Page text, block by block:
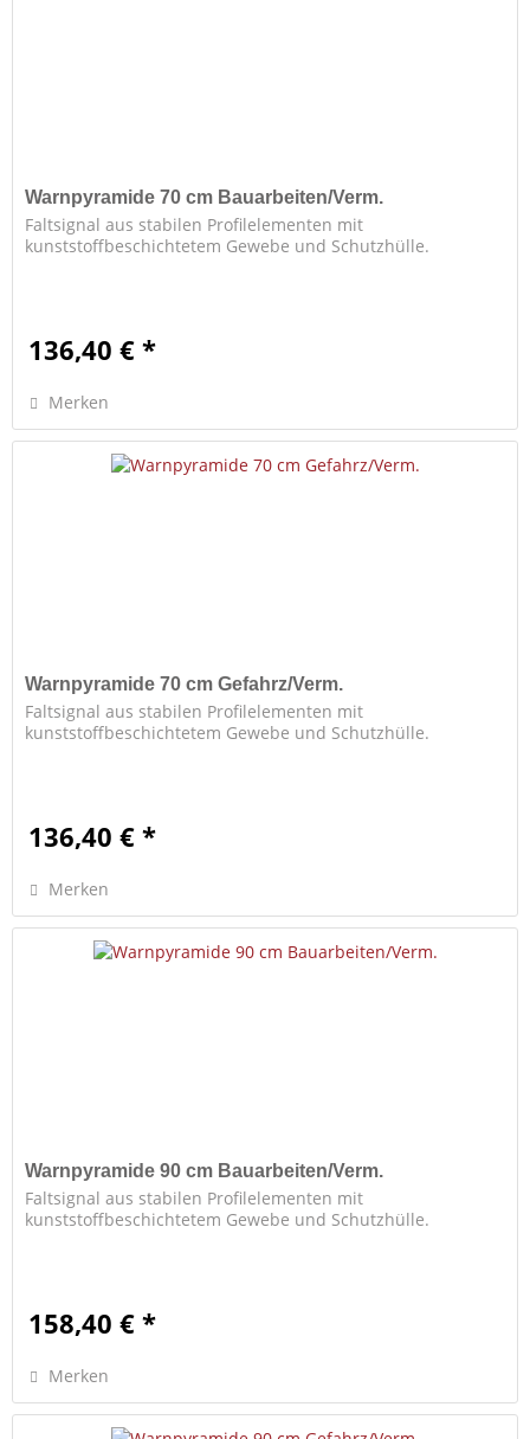
Warnpyramide 70 cm Bauarbeiten/Verm.
Faltsignal aus stabilen Profilelementen mit
kunststoffbeschichtetem Gewebe und Schutzhülle.
136,40 € *
Merken
Warnpyramide 70 cm Gefahrz/Verm.
Faltsignal aus stabilen Profilelementen mit
kunststoffbeschichtetem Gewebe und Schutzhülle.
136,40 € *
Merken
Warnpyramide 90 cm Bauarbeiten/Verm.
Faltsignal aus stabilen Profilelementen mit
kunststoffbeschichtetem Gewebe und Schutzhülle.
158,40 € *
Merken